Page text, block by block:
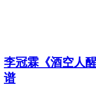
李冠霖《酒空人
谱